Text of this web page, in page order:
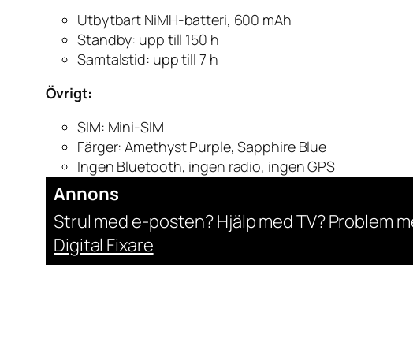
Utbytbart NiMH-batteri, 600 mAh
Standby: upp till 150 h
Samtalstid: upp till 7 h
Övrigt:
SIM: Mini-SIM
Färger: Amethyst Purple, Sapphire Blue
Ingen Bluetooth, ingen radio, ingen GPS
Annons
Strul med e-posten? Hjälp med TV? Problem
Digital Fixare